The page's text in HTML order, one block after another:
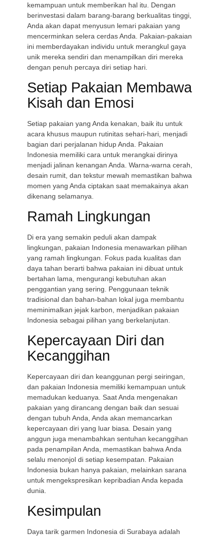
kemampuan untuk memberikan hal itu. Dengan
berinvestasi dalam barang-barang berkualitas tinggi,
Anda akan dapat menyusun lemari pakaian yang
mencerminkan selera cerdas Anda. Pakaian-pakaian
ini memberdayakan individu untuk merangkul gaya
unik mereka sendiri dan menampilkan diri mereka
dengan penuh percaya diri setiap hari.
Setiap Pakaian Membawa
Kisah dan Emosi
Setiap pakaian yang Anda kenakan, baik itu untuk
acara khusus maupun rutinitas sehari-hari, menjadi
bagian dari perjalanan hidup Anda. Pakaian
Indonesia memiliki cara untuk merangkai dirinya
menjadi jalinan kenangan Anda. Warna-warna cerah,
desain rumit, dan tekstur mewah memastikan bahwa
momen yang Anda ciptakan saat memakainya akan
dikenang selamanya.
Ramah Lingkungan
Di era yang semakin peduli akan dampak
lingkungan, pakaian Indonesia menawarkan pilihan
yang ramah lingkungan. Fokus pada kualitas dan
daya tahan berarti bahwa pakaian ini dibuat untuk
bertahan lama, mengurangi kebutuhan akan
penggantian yang sering. Penggunaan teknik
tradisional dan bahan-bahan lokal juga membantu
meminimalkan jejak karbon, menjadikan pakaian
Indonesia sebagai pilihan yang berkelanjutan.
Kepercayaan Diri dan
Kecanggihan
Kepercayaan diri dan keanggunan pergi seiringan,
dan pakaian Indonesia memiliki kemampuan untuk
memadukan keduanya. Saat Anda mengenakan
pakaian yang dirancang dengan baik dan sesuai
dengan tubuh Anda, Anda akan memancarkan
kepercayaan diri yang luar biasa. Desain yang
anggun juga menambahkan sentuhan kecanggihan
pada penampilan Anda, memastikan bahwa Anda
selalu menonjol di setiap kesempatan. Pakaian
Indonesia bukan hanya pakaian, melainkan sarana
untuk mengekspresikan kepribadian Anda kepada
dunia.
Kesimpulan
Daya tarik garmen Indonesia di Surabaya adalah